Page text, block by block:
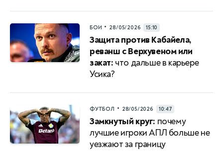
БОИ • 28/05/2026 15:10
Защита против Кабайела,
реванш с Верхувеном или
закат: что дальше в карьере
Усика?
ФУТБОЛ • 28/05/2026 10:47
Замкнутый круг: почему
лучшие игроки АПЛ больше не
уезжают за границу